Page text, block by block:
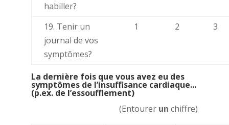
habiller?
19. Tenir un
journal de vos
symptômes?
1 2 3
La dernière fois que vous avez eu des
symptômes de l’insuffisance cardiaque...
(p.ex. de l’essoufflement)
(Entourer un chiffre)